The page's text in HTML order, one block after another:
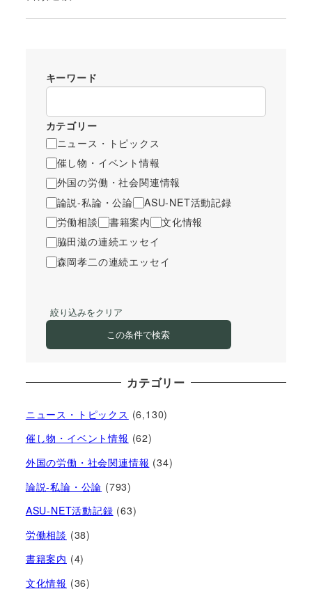
キーワード
カテゴリー
ニュース・トピックス
催し物・イベント情報
外国の労働・社会関連情報
論説-私論・公論
ASU-NET活動記録
労働相談
書籍案内
文化情報
脇田滋の連続エッセイ
森岡孝二の連続エッセイ
絞り込みをクリア
この条件で検索
カテゴリー
ニュース・トピックス (6,130)
催し物・イベント情報 (62)
外国の労働・社会関連情報 (34)
論説-私論・公論 (793)
ASU-NET活動記録 (63)
労働相談 (38)
書籍案内 (4)
文化情報 (36)